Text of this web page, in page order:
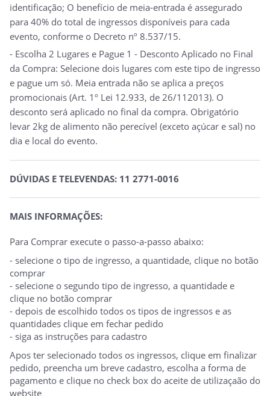
identificação; O benefício de meia-entrada é assegurado
para 40% do total de ingressos disponíveis para cada
evento, conforme o Decreto nº 8.537/15.
- Escolha 2 Lugares e Pague 1 - Desconto Aplicado no Final
da Compra: Selecione dois lugares com este tipo de ingresso
e pague um só. Meia entrada não se aplica a preços
promocionais (Art. 1º Lei 12.933, de 26/112013). O
desconto será aplicado no final da compra. Obrigatório
levar 2kg de alimento não perecível (exceto açúcar e sal) no
dia e local do evento.
DÚVIDAS E TELEVENDAS: 11 2771-0016
MAIS INFORMAÇÕES:
Para Comprar execute o passo-a-passo abaixo:
- selecione o tipo de ingresso, a quantidade, clique no botão
comprar
- selecione o segundo tipo de ingresso, a quantidade e
clique no botão comprar
- depois de escolhido todos os tipos de ingressos e as
quantidades clique em fechar pedido
- siga as instruções para cadastro
Apos ter selecionado todos os ingressos, clique em finalizar
pedido, preencha um breve cadastro, escolha a forma de
pagamento e clique no check box do aceite de utilizaçaão do
website